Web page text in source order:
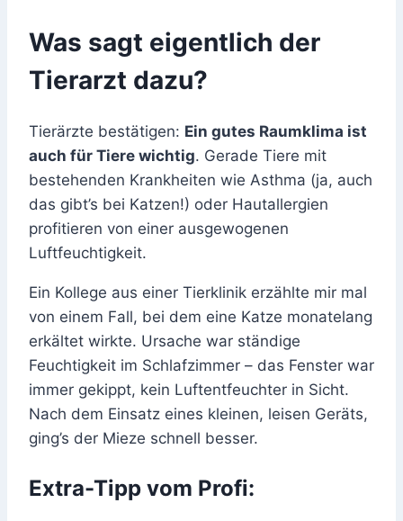
Was sagt eigentlich der
Tierarzt dazu?
Tierärzte bestätigen: Ein gutes Raumklima ist
auch für Tiere wichtig. Gerade Tiere mit
bestehenden Krankheiten wie Asthma (ja, auch
das gibt’s bei Katzen!) oder Hautallergien
profitieren von einer ausgewogenen
Luftfeuchtigkeit.
Ein Kollege aus einer Tierklinik erzählte mir mal
von einem Fall, bei dem eine Katze monatelang
erkältet wirkte. Ursache war ständige
Feuchtigkeit im Schlafzimmer – das Fenster war
immer gekippt, kein Luftentfeuchter in Sicht.
Nach dem Einsatz eines kleinen, leisen Geräts,
ging’s der Mieze schnell besser.
Extra-Tipp vom Profi: